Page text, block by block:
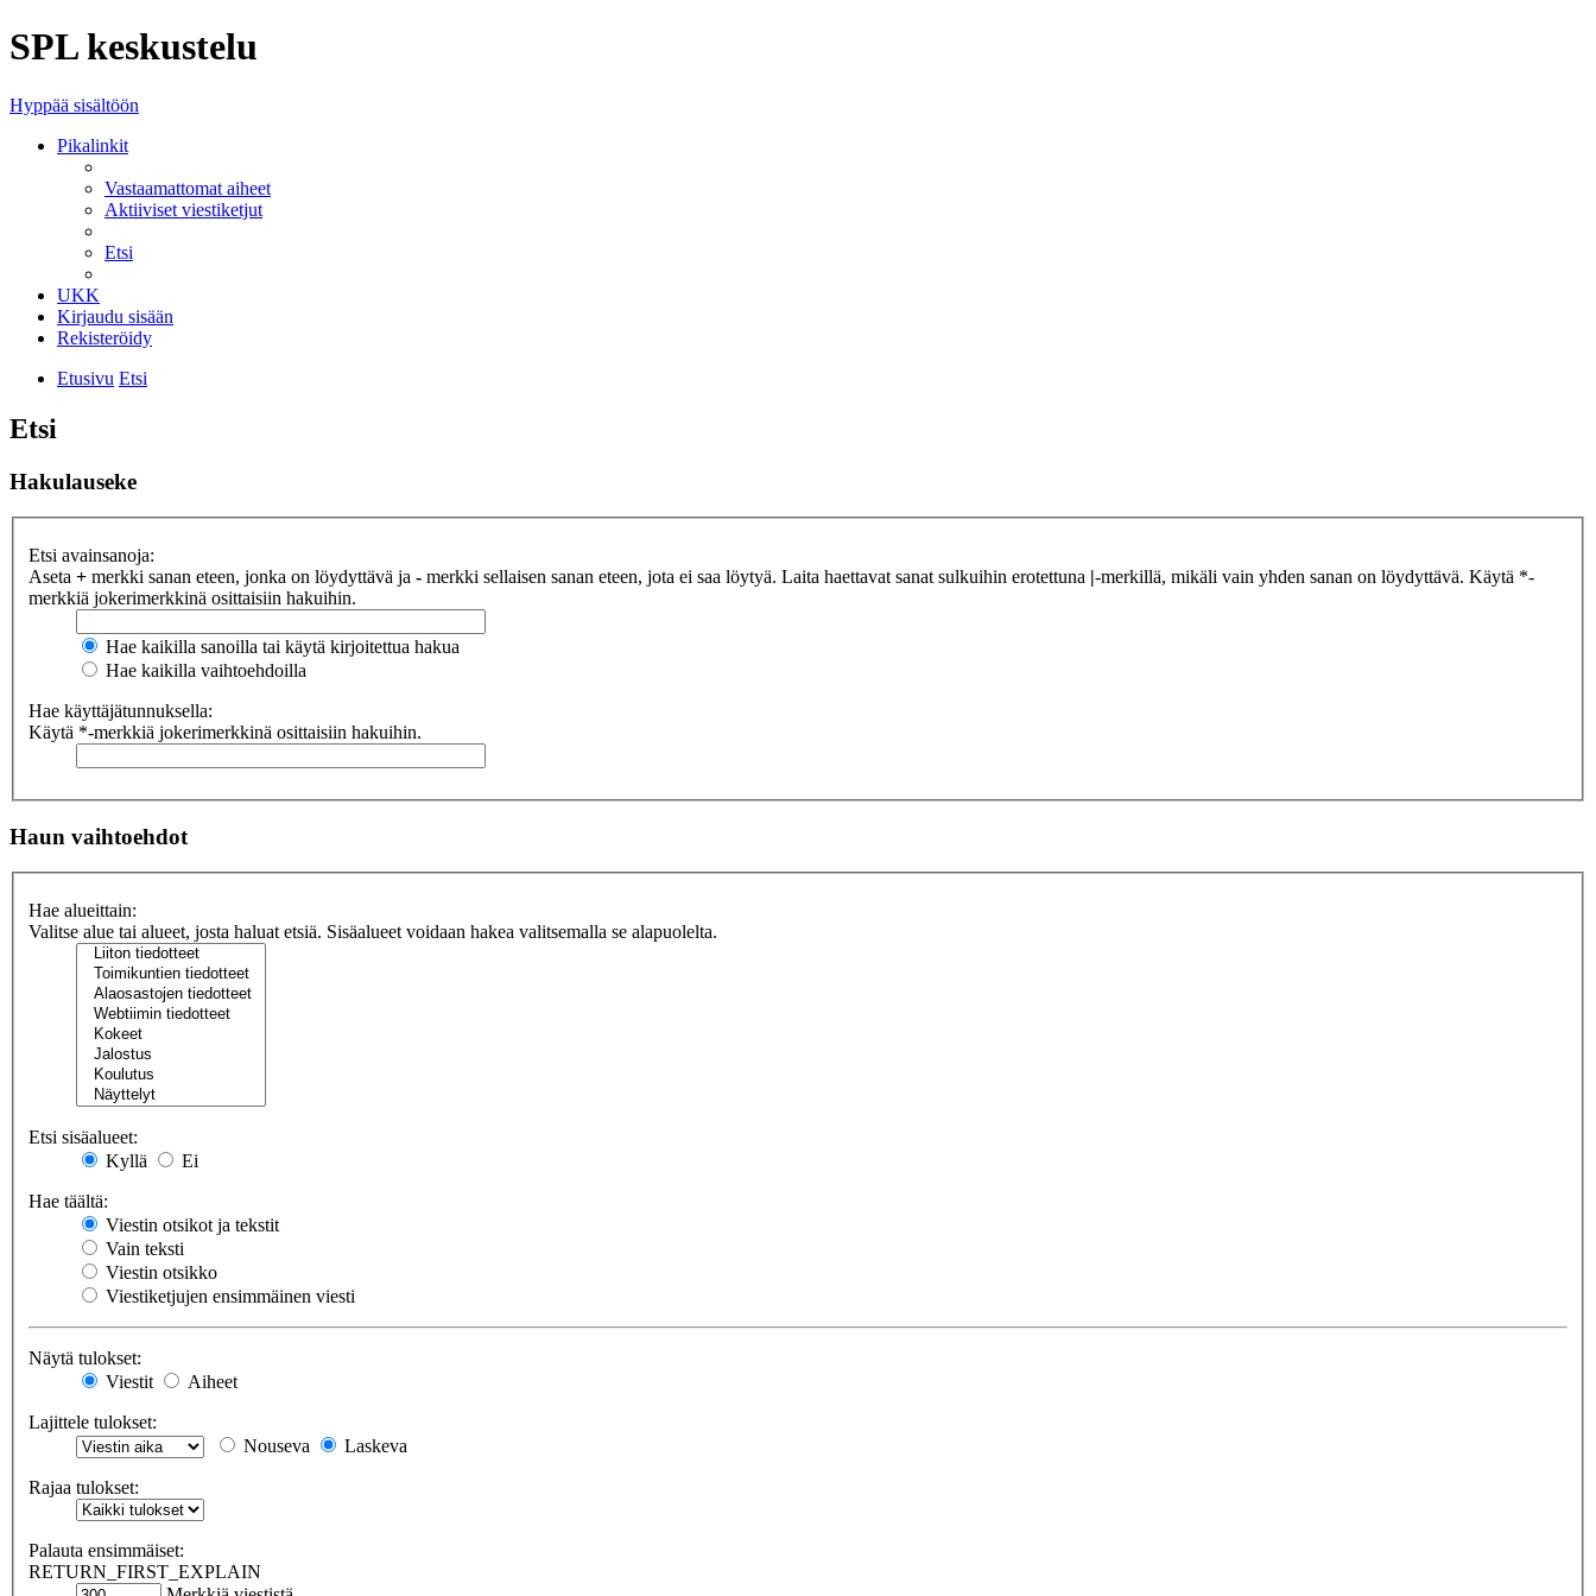
SPL keskustelu
Hyppää sisältöön
Pikalinkit
Vastaamattomat aiheet
Aktiiviset viestiketjut
Etsi
UKK
Kirjaudu sisään
Rekisteröidy
Etusivu Etsi
Etsi
Hakulauseke
Etsi avainsanoja:
Aseta + merkki sanan eteen, jonka on löydyttävä ja - merkki sellaisen sanan eteen, jota ei saa löytyä. Laita haettavat sanat sulkuihin erotettuna |-merkillä, mikäli vain yhden sanan on löydyttävä. Käytä *-
merkkiä jokerimerkkinä osittaisiin hakuihin.
Hae kaikilla sanoilla tai käytä kirjoitettua hakua
Hae kaikilla vaihtoehdoilla
Hae käyttäjätunnuksella:
Käytä *-merkkiä jokerimerkkinä osittaisiin hakuihin.
Haun vaihtoehdot
Hae alueittain:
Valitse alue tai alueet, josta haluat etsiä. Sisäalueet voidaan hakea valitsemalla se alapuolelta.
Etsi sisäalueet:
Kyllä
Ei
Hae täältä:
Viestin otsikot ja tekstit
Vain teksti
Viestin otsikko
Viestiketjujen ensimmäinen viesti
Näytä tulokset:
Viestit
Aiheet
Lajittele tulokset:
Nouseva
Laskeva
Rajaa tulokset:
Palauta ensimmäiset:
RETURN_FIRST_EXPLAIN